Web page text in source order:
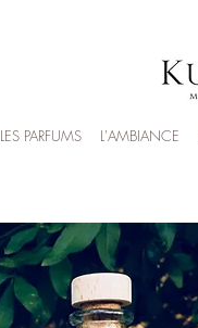
LES PARFUMS L'AMBIANCE